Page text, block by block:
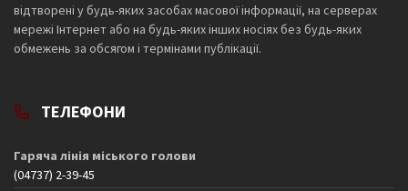
відтворені у будь-яких засобах масової інформації, на серверах
мережі Інтернет або на будь-яких інших носіях без будь-яких
обмежень за обсягом і термінами публікації.
ТЕЛЕФОНИ
Гаряча лінія міського голови
(04737) 2-39-45